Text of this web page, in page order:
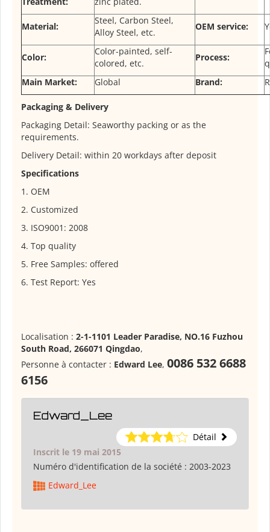
Material:
Steel, Carbon Steel,
Alloy Steel, etc.
OEM service:
Color:
Color-painted, self-
colored, etc.
Process:
Main Market:
Global Brand:
Packaging & Delivery
Packaging Detail: Seaworthy packing or as the
requirements.
Delivery Detail: within 20 workdays after deposit
Specifications
1. OEM
2. Customized
3. ISO9001: 2008
4. Top quality
5. Free Samples: offered
6. Test Report: Yes
Localisation : 2-1-1101 Leader Paradise, NO.16 Fuzhou
South Road, 266071 Qingdao,
Personne à contacter : Edward Lee, 0086 532 6688
6156
Edward_Lee
Détail
Inscrit le 19 mai 2015
Numéro d'identification de la société : 2003-2023
Edward_Lee